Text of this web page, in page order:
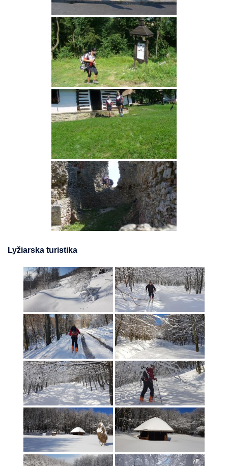
Lyžiarska turistika